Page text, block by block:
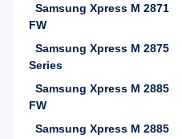
Samsung Xpress M 2871
FW
Samsung Xpress M 2875
Series
Samsung Xpress M 2885
FW
Samsung Xpress M 2885